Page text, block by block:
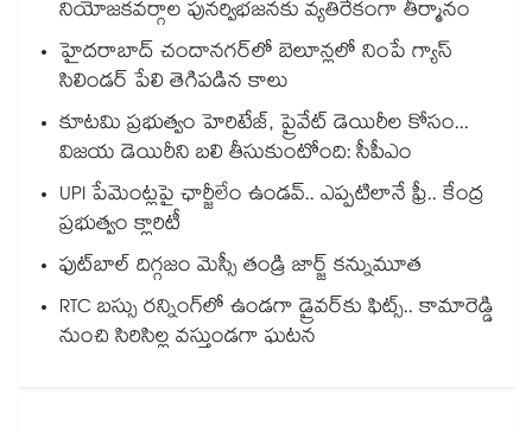
నియోజకవర్గాల పునర్విభజనకు వ్యతిరేకంగా తీర్మానం
హైదరాబాద్⁪ చందానగర్⁫లో బెలూన్లలో నింపే గ్యాస్
సిలిండర్ పేలి తెగిపడిన కాలు
కూటమి ప్రభుత్వం హెరిటేజ్, ప్రైవేట్ డెయిరీల కోసం...
విజయ డెయిరీని బలి తీసుకుంటోంది: సీపీఎం
UPI పేమెంట్లపై ఛార్జీలేం ఉండవ్.. ఎప్పటిలానే ఫ్రీ.. కేంద్ర
ప్రభుత్వం క్లారిటీ
ఫుట్‎బాల్ దిగ్గజం మెస్సీ తండ్రి జార్జ్ కన్నుమూత
RTC బస్సు రన్నింగ్⁫లో ఉండగా డ్రైవర్‌కు ఫిట్స్.. కామారెడ్డి
నుంచి సిరిసిల్ల వస్తుండగా ఘటన